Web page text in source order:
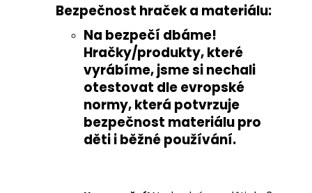
Bezpečnost hraček a materiálu:
Na bezpečí dbáme!
Hračky/produkty, které
vyrábíme, jsme si nechali
otestovat dle evropské
normy, která potvrzuje
bezpečnost materiálu pro
děti i běžné používání.